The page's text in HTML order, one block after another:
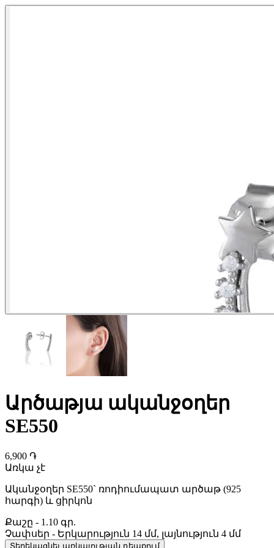
Արծաթյա ականջօղեր
SE550
6,900 ֏
Առկա չէ
Ականջօղեր SE550` ռոդիումապատ արծաթ (925
հարգի) և ցիրկոն
Քաշը - 1.10 գր.
Չափսեր - Երկարություն 14 մմ, լայնություն 4 մմ
Տեղեկացնել առկայության դեպքում